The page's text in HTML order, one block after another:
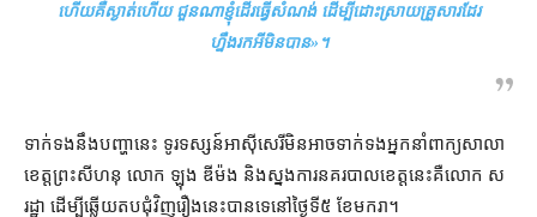
ហើយ​គឺ​ស្ងាត់​ហើយ ជួនណា​ខ្ញុំ​ដើរ​ធ្វើ​សំណង់ ដើម្បី​ដោះស្រាយ​គ្រួសារ​ដែរ​
ហ្នឹង​រក​អី​មិន​បាន»។
ទាក់ទង​នឹង​បញ្ហា​នេះ ទូរទស្សន៍​អាស៊ីសេរី​មិនអាច​ទាក់ទង​អ្នកនាំពាក្យ​សាលា
ខេត្ត​ព្រះសីហនុ លោក ឡុង ឌីម៉ង និង​ស្នងការ​នគរបាល​ខេត្ត​នេះ​គឺ​លោក ស
រដ្ឋា ដើម្បី​ឆ្លើយតប​ជុំវិញ​រឿង​នេះ​បានទេ​នៅ​ថ្ងៃទី​៥ ខែ​មករា។